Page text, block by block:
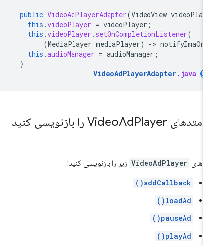
public VideoAdPlayerAdapter(VideoView
this.videoPlayer = videoPlayer
this.videoPlayer.setOnCompletionListener
(MediaPlayer mediaPlayer) ->
this.audioManager = audioManager
VideoAdPlayerAdapter.java
متدهای Video AdPlayer را بازنویسی کنید
VideoAdPlayer زیر را بازنویسی کنید:
addCallback()
loadAd()
pauseAd()
playAd()